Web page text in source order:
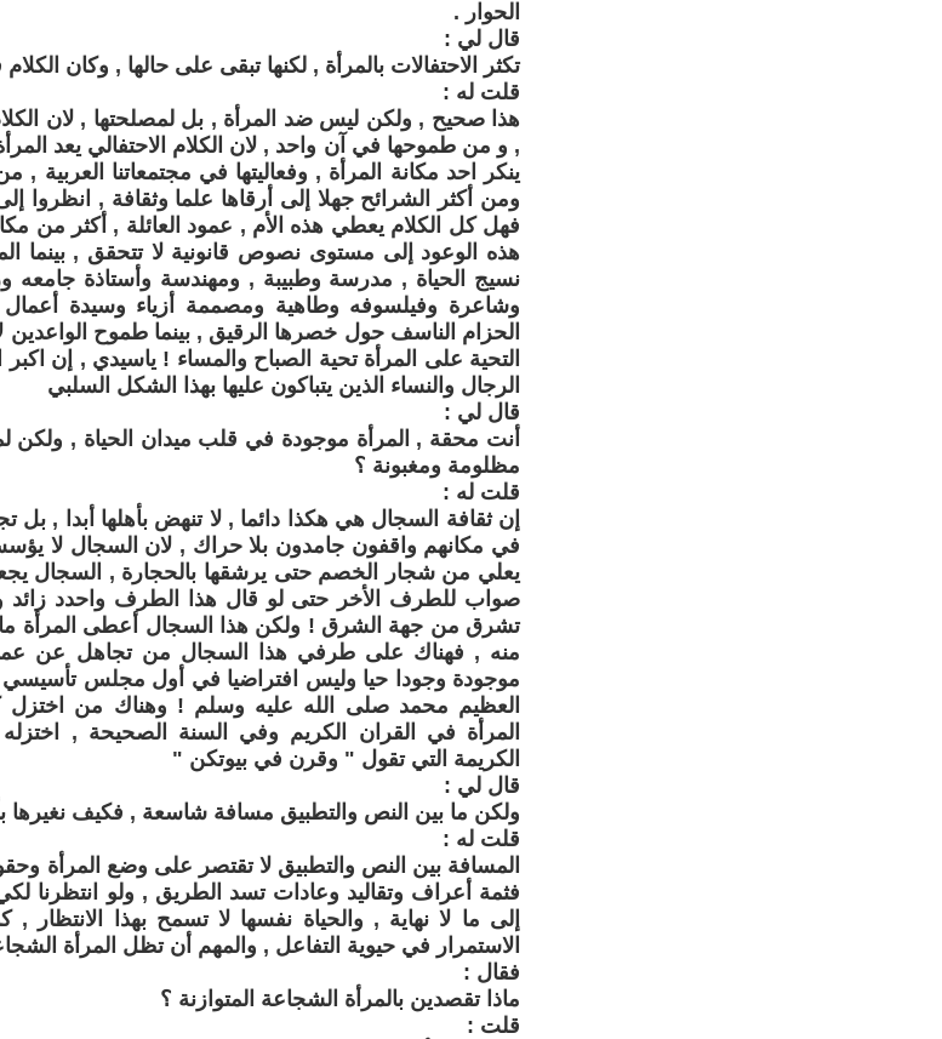
الحوار .
قال لي :
تكثر الاحتفالات بالمرأة , لكنها تبقى على حالها , وكان
قلت له :
هذا صحيح , ولكن ليس ضد المرأة , بل لمصلحتها , لان
, و من طموحها في آن واحد , لان الكلام الاحتفالي يعد
ينكر احد مكانة المرأة , وفعاليتها في مجتمعاتنا العربية
ومن أكثر الشرائح جهلا إلى أرقاها علما وثقافة , انظروا
فهل كل الكلام يعطي هذه الأم , عمود العائلة , أكثر من
هذه الوعود إلى مستوى نصوص قانونية لا تتحقق , بينما
نسيج الحياة , مدرسة وطبيبة , ومهندسة وأستاذة جامعه
وشاعرة وفيلسوفه وطاهية ومصممة أزياء وسيدة
الحزام الناسف حول خصرها الرقيق , بينما طموح
التحية على المرأة تحية الصباح والمساء ! ياسيدي , إن
الرجال والنساء الذين يتباكون عليها بهذا الشكل السلبي
قال لي :
أنت محقة , المرأة موجودة في قلب ميدان الحياة , ولكن
مظلومة ومغبونة ؟
قلت له :
إن ثقافة السجال هي هكذا دائما , لا تنهض بأهلها أبدا ,
في مكانهم واقفون جامدون بلا حراك , لان السجال لا
يعلي من شجار الخصم حتى يرشقها بالحجارة , السجال
صواب للطرف الأخر حتى لو قال هذا الطرف واحدد زائد
تشرق من جهة الشرق ! ولكن هذا السجال أعطى المرأة ما
منه , فهناك على طرفي هذا السجال من تجاهل عن
موجودة وجودا حيا وليس افتراضيا في أول مجلس تأسيسي
العظيم محمد صلى الله عليه وسلم ! وهناك من اختزل
المرأة في القران الكريم وفي السنة الصحيحة ,
الكريمة التي تقول " وقرن في بيوتكن "
قال لي :
ولكن ما بين النص والتطبيق مسافة شاسعة , فكيف نغيرها
قلت له :
المسافة بين النص والتطبيق لا تقتصر على وضع المرأة
فثمة أعراف وتقاليد وعادات تسد الطريق , ولو انتظرنا
إلى ما لا نهاية , والحياة نفسها لا تسمح بهذا الانتظار
الاستمرار في حيوية التفاعل , والمهم أن تظل المرأة
فقال :
ماذا تقصدين بالمرأة الشجاعة المتوازنة ؟
قلت :